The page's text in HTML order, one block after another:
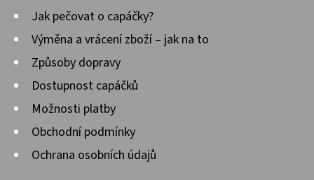
Jak pečovat o capáčky?
Výměna a vrácení zboží – jak na to
Způsoby dopravy
Dostupnost capáčků
Možnosti platby
Obchodní podmínky
Ochrana osobních údajů